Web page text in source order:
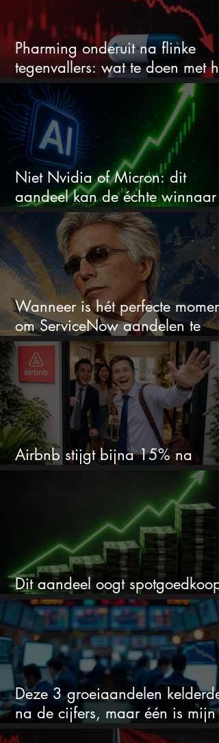
Pharming onderuit na flinke
tegenvallers: wat te doen met
aandeel?
Niet Nvidia of Micron: dit
aandeel kan de échte winnaar
van de AI-race worden
Wanneer is hét perfecte moment
om ServiceNow aandelen te
kopen?
Airbnb stijgt bijna 15% na
cijfers: vooral dit AI-cijfer valt op
Dit aandeel oogt spotgoedkoop
voor hoeveel het kan stijgen
Deze 3 groeiaandelen
na de cijfers, maar één is mijn
duidelijke favoriet